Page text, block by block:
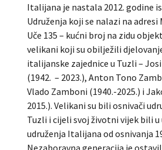
Italijana je nastala 2012. godine
Udruženja koji se nalazi na
Uče 135 – kućni broj na zidu
velikani koji su obilježili
italijanske zajednice u Tuzli –
(1942. – 2023.), Anton Tono
Vlado Zamboni (1940.-2025.) i
2015.). Velikani su bili osnivači
Tuzli i cijeli svoj životni vijek bili
udruženja Italijana od osnivanja